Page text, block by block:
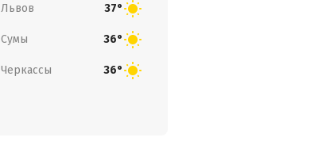
Львов 37°
Сумы 36°
Черкассы 36°